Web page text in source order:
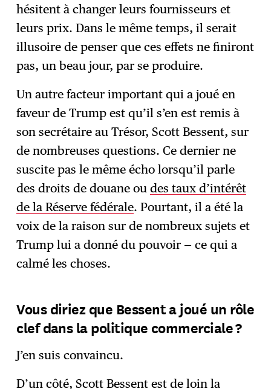
hésitent à changer leurs fournisseurs et
leurs prix. Dans le même temps, il serait
illusoire de penser que ces effets ne finiront
pas, un beau jour, par se produire.
Un autre facteur important qui a joué en
faveur de Trump est qu’il s’en est remis à
son secrétaire au Trésor, Scott Bessent, sur
de nombreuses questions. Ce dernier ne
suscite pas le même écho lorsqu’il parle
des droits de douane oudes taux d’intérêt
de la Réserve fédérale. Pourtant, il a été la
voix de la raison sur de nombreux sujets et
Trump lui a donné du pouvoir — ce qui a
calmé les choses.
Vous diriez que Bessent a joué un rôle
clef dans la politique commerciale ?
J’en suis convaincu.
D’un côté, Scott Bessent est de loin la